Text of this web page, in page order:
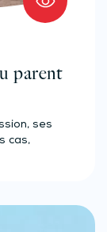
parent
ses
cas,